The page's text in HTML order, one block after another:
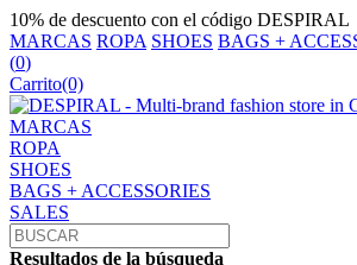
10% de descuento con el código DESPIRAL
MARCAS ROPA SHOES BAGS +
(0)
Carrito(0)
MARCAS
ROPA
SHOES
BAGS + ACCESSORIES
SALES
Resultados de la búsqueda